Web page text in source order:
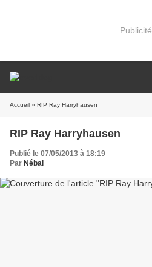
Publicité
Accueil » RIP Ray Harryhausen
RIP Ray Harryhausen
Publié le 07/05/2013 à 18:19
Par Nébal